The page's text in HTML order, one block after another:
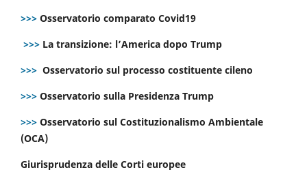
>>> Osservatorio comparato Covid19
>>> La transizione: l’America dopo Trump
>>> Osservatorio sul processo costituente cileno
>>> Osservatorio sulla Presidenza Trump
>>> Osservatorio sul Costituzionalismo Ambientale
(OCA)
Giurisprudenza delle Corti europee